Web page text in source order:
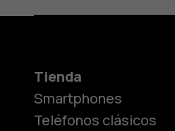
Tienda
Smartphones
Teléfonos clásicos